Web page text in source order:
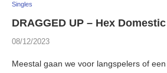
Singles
DRAGGED UP – Hex
08/12/2023
Meestal gaan we voor langspelers of